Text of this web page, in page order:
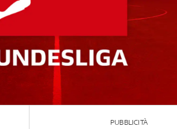
PUBBLICITÀ